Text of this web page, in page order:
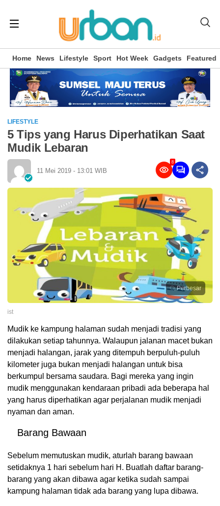
Home News Lifestyle Sport Hot Week Gadgets Featured
LIFESTYLE
5 Tips yang Harus Diperhatikan Saat
Mudik Lebaran
11 Mei 2019 - 13:01 WIB
8
Perbesar
ist
Mudik ke kampung halaman sudah menjadi tradisi yang
dilakukan setiap tahunnya. Walaupun jalanan macet bukan
menjadi halangan, jarak yang ditempuh berpuluh-puluh
kilometer juga bukan menjadi halangan untuk bisa
berkumpul bersama saudara. Bagi mereka yang ingin
mudik menggunakan kendaraan pribadi ada beberapa hal
yang harus diperhatikan agar perjalanan mudik menjadi
nyaman dan aman.
Barang Bawaan
Sebelum memutuskan mudik, aturlah barang bawaan
setidaknya 1 hari sebelum hari H. Buatlah daftar barang-
barang yang akan dibawa agar ketika sudah sampai
kampung halaman tidak ada barang yang lupa dibawa.